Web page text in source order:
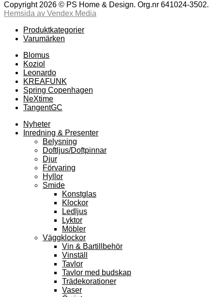
Copyright 2026 © PS Home & Design. Org.nr 641024-3502.
Hemsida av Vendex Media
Produktkategorier
Varumärken
Blomus
Koziol
Leonardo
KREAFUNK
Spring Copenhagen
NeXtime
TangentGC
Nyheter
Inredning & Presenter
Belysning
Doftljus/Doftpinnar
Djur
Förvaring
Hyllor
Smide
Konstglas
Klockor
Ledljus
Lyktor
Möbler
Väggklockor
Vin & Bartillbehör
Vinställ
Tavlor
Tavlor med budskap
Trädekorationer
Vaser